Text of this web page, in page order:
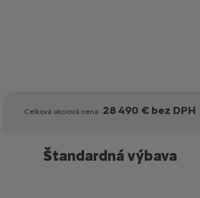
Celková akciová cena 28 490 € bez DPH
Štandardná výbava